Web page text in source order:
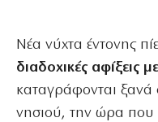
Νέα νύχτα έντονης
διαδοχικές αφίξεις
καταγράφονται ξανά
νησιού, την ώρα που